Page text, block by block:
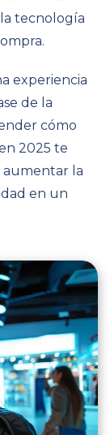
tecnología
experiencia
de la
cómo
2025 te
aumentar la
en un